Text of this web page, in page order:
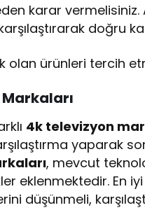
karar vermelisiniz.
doğru
olan ürünleri tercih
Markaları
4k televizyon
yaparak
, mevcut
eklenmektedir. En
düşünmeli,